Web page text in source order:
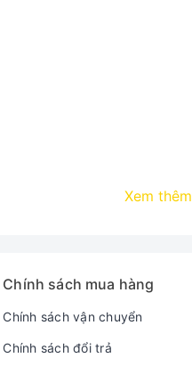
Xem thêm
Chính sách mua hàng
Chính sách vận chuyển
Chính sách đổi trả